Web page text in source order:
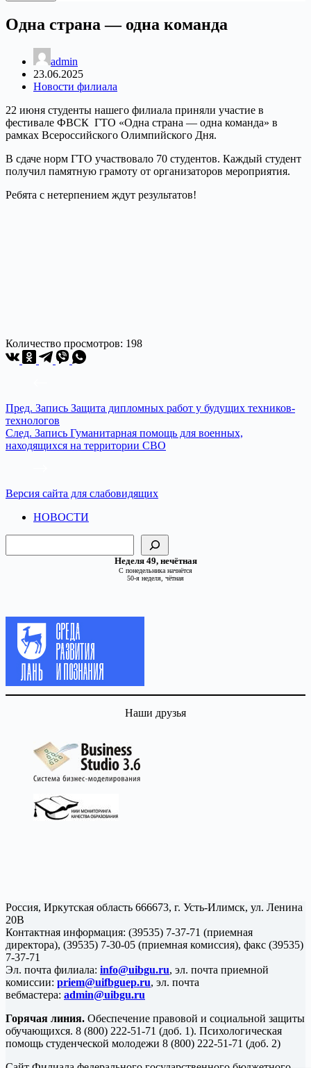
Одна страна — одна команда
admin
23.06.2025
Новости филиала
22 июня студенты нашего филиала приняли участие в
фестивале ФВСК ГТО «Одна страна — одна команда» в
рамках Всероссийского Олимпийского Дня.
В сдаче норм ГТО участвовало 70 студентов. Каждый студент
получил памятную грамоту от организаторов мероприятия.
Ребята с нетерпением ждут результатов!
Количество просмотров: 198
Пред. Запись Защита дипломных работ у будущих техников-
технологов
След. Запись Гуманитарная помощь для военных,
находящихся на территории СВО
Версия сайта для слабовидящих
НОВОСТИ
Неделя 49, нечётная
С понедельника начнётся
50-я неделя, чётная
Наши друзья
Россия, Иркутская область 666673, г. Усть-Илимск, ул. Ленина
20В
Контактная информация: (39535) 7-37-71 (приемная
директора), (39535) 7-30-05 (приемная комиссия), факс (39535)
7-37-71
Эл. почта филиала: info@uibgu.ru, эл. почта приемной
комиссии: priem@uifbguep.ru, эл. почта
вебмастера: admin@uibgu.ru
Горячая линия. Обеспечение правовой и социальной защиты
обучающихся. 8 (800) 222-51-71 (доб. 1). Психологическая
помощь студенческой молодежи 8 (800) 222-51-71 (доб. 2)